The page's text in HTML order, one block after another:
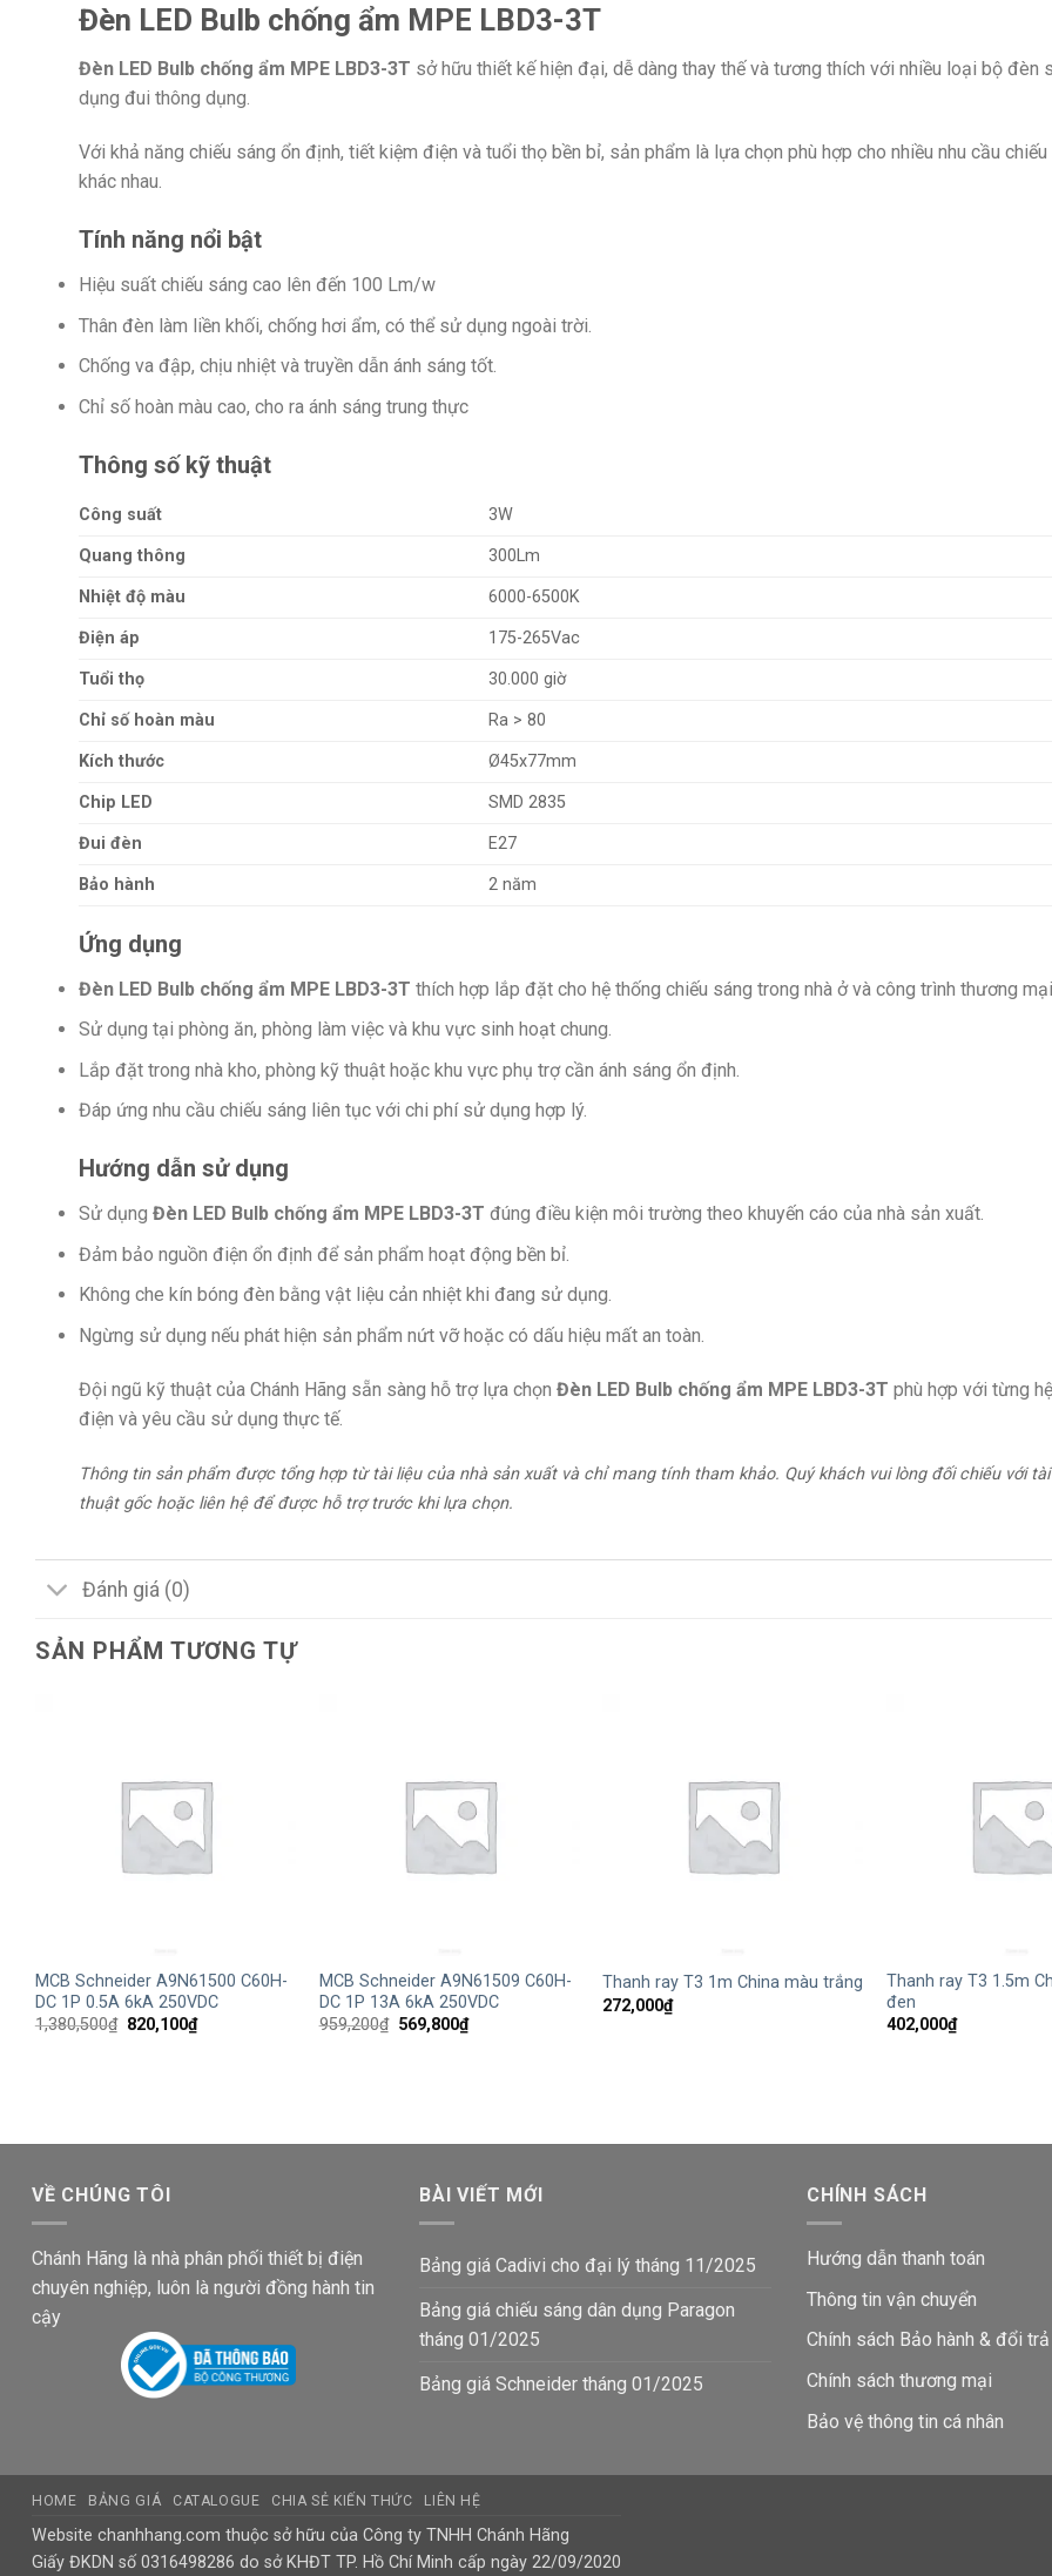
Đèn LED Bulb chống ẩm MPE LBD3-3T
Đèn LED Bulb chống ẩm MPE LBD3-3T sở hữu thiết kế hiện đại, dễ dàng thay thế và tương thích với nhiều loại bộ đèn
dụng đui thông dụng.
Với khả năng chiếu sáng ổn định, tiết kiệm điện và tuổi thọ bền bỉ, sản phẩm là lựa chọn phù hợp cho nhiều nhu cầu
khác nhau.
Tính năng nổi bật
Hiệu suất chiếu sáng cao lên đến 100 Lm/w
Thân đèn làm liền khối, chống hơi ẩm, có thể sử dụng ngoài trời.
Chống va đập, chịu nhiệt và truyền dẫn ánh sáng tốt.
Chỉ số hoàn màu cao, cho ra ánh sáng trung thực
Thông số kỹ thuật
Công suất 3W
Quang thông 300Lm
Nhiệt độ màu 6000-6500K
Điện áp 175-265Vac
Tuổi thọ 30.000 giờ
Chỉ số hoàn màu Ra > 80
Kích thước Ø45x77mm
Chip LED SMD 2835
Đui đèn E27
Bảo hành 2 năm
Ứng dụng
Đèn LED Bulb chống ẩm MPE LBD3-3T thích hợp lắp đặt cho hệ thống chiếu sáng trong nhà ở và công trình thương
Sử dụng tại phòng ăn, phòng làm việc và khu vực sinh hoạt chung.
Lắp đặt trong nhà kho, phòng kỹ thuật hoặc khu vực phụ trợ cần ánh sáng ổn định.
Đáp ứng nhu cầu chiếu sáng liên tục với chi phí sử dụng hợp lý.
Hướng dẫn sử dụng
Sử dụng Đèn LED Bulb chống ẩm MPE LBD3-3T đúng điều kiện môi trường theo khuyến cáo của nhà sản xuất.
Đảm bảo nguồn điện ổn định để sản phẩm hoạt động bền bỉ.
Không che kín bóng đèn bằng vật liệu cản nhiệt khi đang sử dụng.
Ngừng sử dụng nếu phát hiện sản phẩm nứt vỡ hoặc có dấu hiệu mất an toàn.
Đội ngũ kỹ thuật của Chánh Hãng sẵn sàng hỗ trợ lựa chọn Đèn LED Bulb chống ẩm MPE LBD3-3T phù hợp với từng
điện và yêu cầu sử dụng thực tế.
Thông tin sản phẩm được tổng hợp từ tài liệu của nhà sản xuất và chỉ mang tính tham khảo. Quý khách vui lòng đối chiếu với tài
thuật gốc hoặc liên hệ để được hỗ trợ trước khi lựa chọn.
Đánh giá (0)
SẢN PHẨM TƯƠNG TỰ
MCB Schneider A9N61500 C60H-
DC 1P 0.5A 6kA 250VDC
1,380,500₫ Giá
820,100₫Giá
hiện
MCB Schneider A9N61509 C60H-
DC 1P 13A 6kA 250VDC
959,200₫ Giá
569,800₫Giá
hiện
Thanh ray T3 1m China màu trắng
272,000₫
Thanh ray T3 1.5m
đen
402,000₫
VỀ CHÚNG TÔI
Chánh Hãng là nhà phân phối thiết bị điện
chuyên nghiệp, luôn là người đồng hành tin
cậy
BÀI VIẾT MỚI
Bảng giá Cadivi cho đại lý tháng 11/2025
Bảng giá chiếu sáng dân dụng Paragon
tháng 01/2025
Bảng giá Schneider tháng 01/2025
CHÍNH SÁCH
Hướng dẫn thanh toán
Thông tin vận chuyển
Chính sách Bảo hành & đổi trả
Chính sách thương mại
Bảo vệ thông tin cá nhân
HOME BẢNG GIÁ CATALOGUE CHIA SẺ KIẾN THỨC LIÊN HỆ
Website chanhhang.com thuộc sở hữu của Công ty TNHH Chánh Hãng
Giấy ĐKDN số 0316498286 do sở KHĐT TP. Hồ Chí Minh cấp ngày 22/09/2020